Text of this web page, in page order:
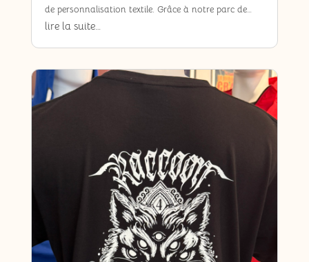
de personnalisation textile. Grâce à notre parc de…
lire la suite…